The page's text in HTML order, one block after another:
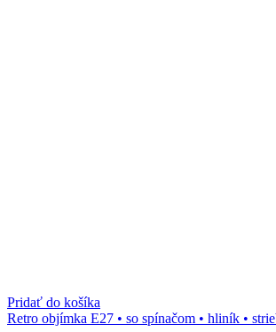
Pridať do košíka
Retro objímka E27 • so spínačom • hliník •